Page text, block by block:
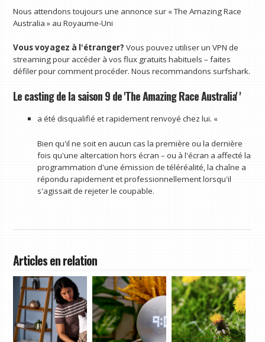
Nous attendons toujours une annonce sur « The Amazing Race
Australia » au Royaume-Uni
Vous voyagez à l'étranger? Vous pouvez utiliser un VPN de
streaming pour accéder à vos flux gratuits habituels – faites
défiler pour comment procéder. Nous recommandons surfshark.
Le casting de la saison 9 de 'The Amazing Race Australia' '
a été disqualifié et rapidement renvoyé chez lui. «
Bien qu'il ne soit en aucun cas la première ou la dernière
fois qu'une altercation hors écran – ou à l'écran a affecté la
programmation d'une émission de téléréalité, la chaîne a
répondu rapidement et professionnellement lorsqu'il
s'agissait de rejeter le coupable.
Articles en relation